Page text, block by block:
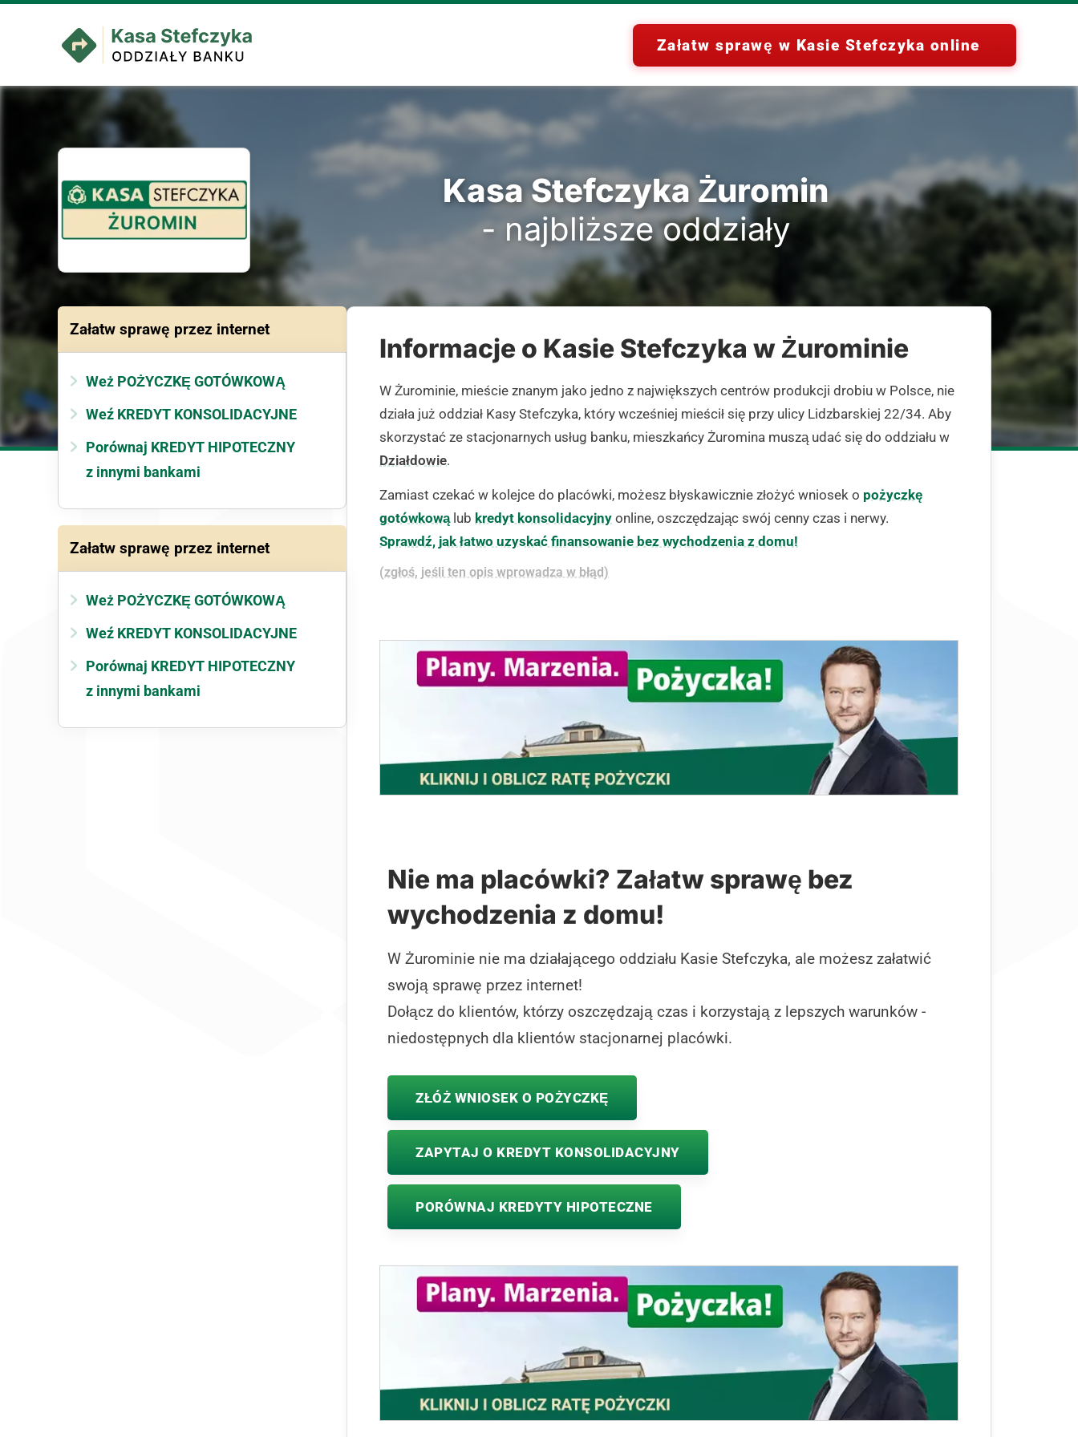
Załatw sprawę w Kasie Stefczyka online
Kasa Stefczyka Żuromin
- najbliższe oddziały
Załatw sprawę przez internet
Weż POŻYCZKĘ GOTÓWKOWĄ
Weź KREDYT KONSOLIDACYJNE
Porównaj KREDYT HIPOTECZNY
z innymi bankami
Załatw sprawę przez internet
Weż POŻYCZKĘ GOTÓWKOWĄ
Weź KREDYT KONSOLIDACYJNE
Porównaj KREDYT HIPOTECZNY
z innymi bankami
Informacje o Kasie Stefczyka w Żurominie
W Żurominie, mieście znanym jako jedno z największych centrów produkcji drobiu w Polsce, nie
działa już oddział Kasy Stefczyka, który wcześniej mieścił się przy ulicy Lidzbarskiej 22/34. Aby
skorzystać ze stacjonarnych usług banku, mieszkańcy Żuromina muszą udać się do oddziału w
Działdowie.
Zamiast czekać w kolejce do placówki, możesz błyskawicznie złożyć wniosek o pożyczkę
gotówkowąlub kredyt konsolidacyjny online, oszczędzając swój cenny czas i nerwy.
Sprawdź, jak łatwo uzyskać finansowanie bez wychodzenia z domu!
(zgłoś, jeśli ten opis wprowadza w błąd)
Nie ma placówki? Załatw sprawę bez
wychodzenia z domu!
W Żurominie nie ma działającego oddziału Kasie Stefczyka, ale możesz załatwić
swoją sprawę przez internet!
Dołącz do klientów, którzy oszczędzają czas i korzystają z lepszych warunków -
niedostępnych dla klientów stacjonarnej placówki.
ZŁÓŻ WNIOSEK O POŻYCZKĘ
ZAPYTAJ O KREDYT KONSOLIDACYJNY
PORÓWNAJ KREDYTY HIPOTECZNE